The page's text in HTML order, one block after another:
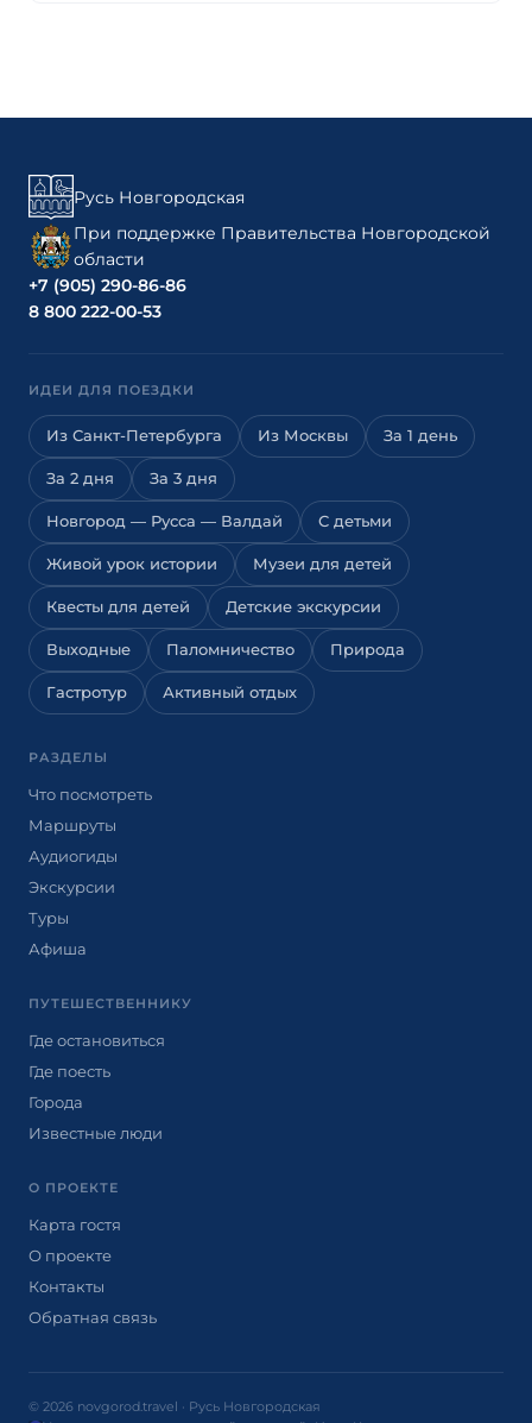
Русь Новгородская
При поддержке Правительства Новгородской
области
+7 (905) 290-86-86
8 800 222-00-53
ИДЕИ ДЛЯ ПОЕЗДКИ
Из Санкт-Петербурга Из Москвы За 1 день
За 2 дня За 3 дня
Новгород — Русса — Валдай С детьми
Живой урок истории Музеи для детей
Квесты для детей Детские экскурсии
Выходные Паломничество Природа
Гастротур Активный отдых
РАЗДЕЛЫ
Что посмотреть
Маршруты
Аудиогиды
Экскурсии
Туры
Афиша
ПУТЕШЕСТВЕННИКУ
Где остановиться
Где поесть
Города
Известные люди
О ПРОЕКТЕ
Карта гостя
О проекте
Контакты
Обратная связь
© 2026 novgorod.travel · Русь Новгородская